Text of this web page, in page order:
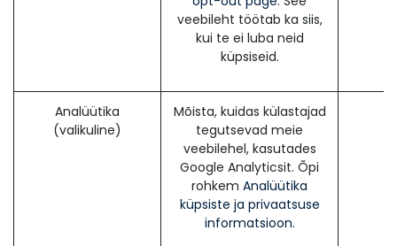
veebileht töötab ka siis,
kui te ei luba neid
küpsiseid.
Analüütika
(valikuline)
Mõista, kuidas külastajad
tegutsevad meie
veebilehel, kasutades
Google Analyticsit. Õpi
rohkem Analüütika
küpsiste ja privaatsuse
informatsioon.